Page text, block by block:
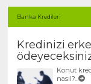
Banka Kredileri
Kredinizi
Konut
nasıl?...